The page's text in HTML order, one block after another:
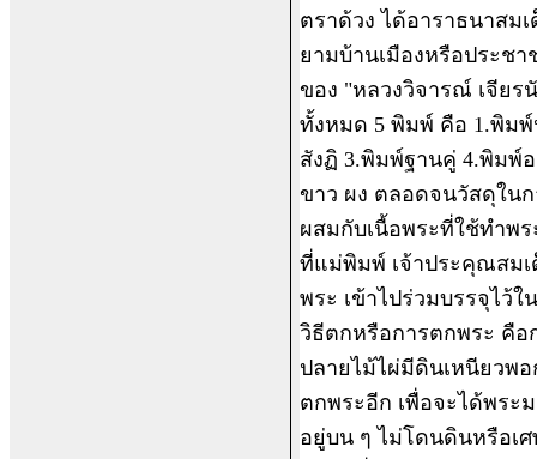
ตราด้วง ได้อาราธนาสม
ยามบ้านเมืองหรือประช
ของ "หลวงวิจารณ์ เจีย
ทั้งหมด 5 พิมพ์ คือ 1.พิม
สังฏิ 3.พิมพ์ฐานคู่ 4.พิมพ์
ขาว ผง ตลอดจนวัสดุใน
ผสมกับเนื้อพระที่ใช้ทำพ
ที่แม่พิมพ์ เจ้าประคุณสม
พระ เข้าไปร่วมบรรจุไว้
วิธีตกหรือการตกพระ คือ
ปลายไม้ไผ่มีดินเหนียวพ
ตกพระอีก เพื่อจะได้พระ
อยู่บน ๆ ไม่โดนดินหรือเ